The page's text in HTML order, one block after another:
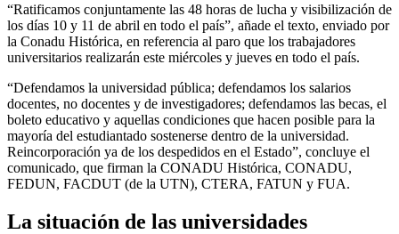
“Ratificamos conjuntamente las 48 horas de lucha y visibilización de
los días 10 y 11 de abril en todo el país”, añade el texto, enviado por
la Conadu Histórica, en referencia al paro que los trabajadores
universitarios realizarán este miércoles y jueves en todo el país.
“Defendamos la universidad pública; defendamos los salarios
docentes, no docentes y de investigadores; defendamos las becas, el
boleto educativo y aquellas condiciones que hacen posible para la
mayoría del estudiantado sostenerse dentro de la universidad.
Reincorporación ya de los despedidos en el Estado”, concluye el
comunicado, que firman la CONADU Histórica, CONADU,
FEDUN, FACDUT (de la UTN), CTERA, FATUN y FUA.
La situación de las universidades